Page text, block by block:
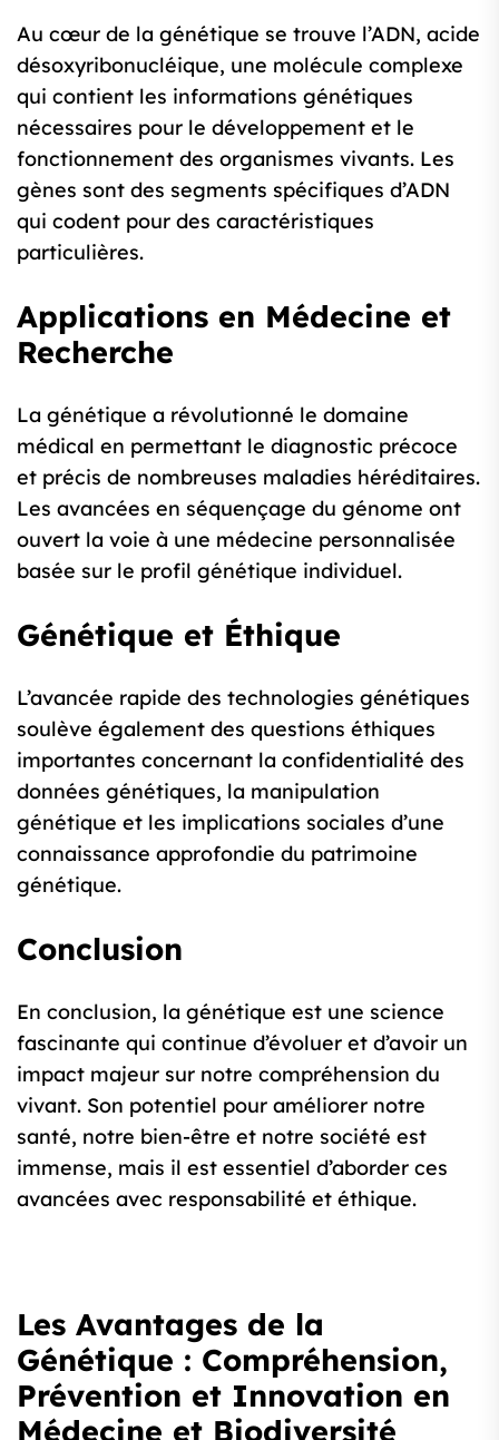
Au cœur de la génétique se trouve l’ADN, acide
désoxyribonucléique, une molécule complexe
qui contient les informations génétiques
nécessaires pour le développement et le
fonctionnement des organismes vivants. Les
gènes sont des segments spécifiques d’ADN
qui codent pour des caractéristiques
particulières.
Applications en Médecine et
Recherche
La génétique a révolutionné le domaine
médical en permettant le diagnostic précoce
et précis de nombreuses maladies héréditaires.
Les avancées en séquençage du génome ont
ouvert la voie à une médecine personnalisée
basée sur le profil génétique individuel.
Génétique et Éthique
L’avancée rapide des technologies génétiques
soulève également des questions éthiques
importantes concernant la confidentialité des
données génétiques, la manipulation
génétique et les implications sociales d’une
connaissance approfondie du patrimoine
génétique.
Conclusion
En conclusion, la génétique est une science
fascinante qui continue d’évoluer et d’avoir un
impact majeur sur notre compréhension du
vivant. Son potentiel pour améliorer notre
santé, notre bien-être et notre société est
immense, mais il est essentiel d’aborder ces
avancées avec responsabilité et éthique.
Les Avantages de la
Génétique : Compréhension,
Prévention et Innovation en
Médecine et Biodiversité